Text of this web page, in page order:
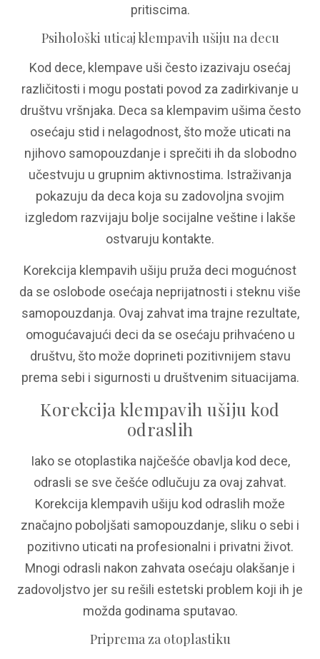
pritiscima.
Psihološki uticaj klempavih ušiju na decu
Kod dece, klempave uši često izazivaju osećaj
različitosti i mogu postati povod za zadirkivanje u
društvu vršnjaka. Deca sa klempavim ušima često
osećaju stid i nelagodnost, što može uticati na
njihovo samopouzdanje i sprečiti ih da slobodno
učestvuju u grupnim aktivnostima. Istraživanja
pokazuju da deca koja su zadovoljna svojim
izgledom razvijaju bolje socijalne veštine i lakše
ostvaruju kontakte.
Korekcija klempavih ušiju pruža deci mogućnost
da se oslobode osećaja neprijatnosti i steknu više
samopouzdanja. Ovaj zahvat ima trajne rezultate,
omogućavajući deci da se osećaju prihvaćeno u
društvu, što može doprineti pozitivnijem stavu
prema sebi i sigurnosti u društvenim situacijama.
Korekcija klempavih ušiju kod
odraslih
Iako se otoplastika najčešće obavlja kod dece,
odrasli se sve češće odlučuju za ovaj zahvat.
Korekcija klempavih ušiju kod odraslih može
značajno poboljšati samopouzdanje, sliku o sebi i
pozitivno uticati na profesionalni i privatni život.
Mnogi odrasli nakon zahvata osećaju olakšanje i
zadovoljstvo jer su rešili estetski problem koji ih je
možda godinama sputavao.
Priprema za otoplastiku